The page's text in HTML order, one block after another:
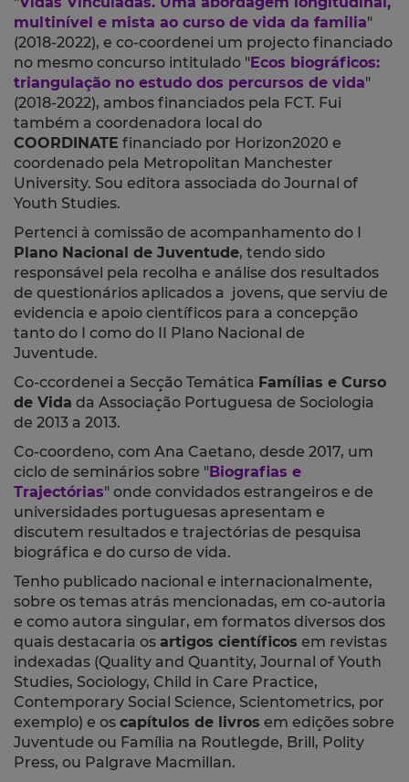
multinível e mista ao curso de vida da familia"
(2018-2022), e co-coordenei um projecto financiado
no mesmo concurso intitulado " Ecos biográficos:
triangulação no estudo dos percursos de vida"
(2018-2022), ambos financiados pela FCT. Fui
também a coordenadora local do
COORDINATE financiado por Horizon2020 e
coordenado pela Metropolitan Manchester
University. Sou editora associada do Journal of
Youth Studies.
Pertenci à comissão de acompanhamento do I
Plano Nacional de Juventude, tendo sido
responsável pela recolha e análise dos resultados
de questionários aplicados a jovens, que serviu de
evidencia e apoio científicos para a concepção
tanto do I como do II Plano Nacional de
Juventude.
Co-ccordenei a Secção Temática Famílias e Curso
de Vida da Associação Portuguesa de Sociologia
de 2013 a 2013.
Co-coordeno, com Ana Caetano, desde 2017, um
ciclo de seminários sobre " Biografias e
Trajectórias" onde convidados estrangeiros e de
universidades portuguesas apresentam e
discutem resultados e trajectórias de pesquisa
biográfica e do curso de vida.
Tenho publicado nacional e internacionalmente,
sobre os temas atrás mencionadas, em co-autoria
e como autora singular, em formatos diversos dos
quais destacaria os artigos científicos em revistas
indexadas (Quality and Quantity, Journal of Youth
Studies, Sociology, Child in Care Practice,
Contemporary Social Science, Scientometrics, por
exemplo) e os capítulos de livros em edições sobre
Juventude ou Família na Routlegde, Brill, Polity
Press, ou Palgrave Macmillan.